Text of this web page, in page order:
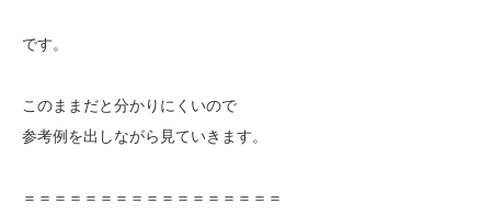
です。
このままだと分かりにくいので
参考例を出しながら見ていきます。
＝＝＝＝＝＝＝＝＝＝＝＝＝＝＝＝＝